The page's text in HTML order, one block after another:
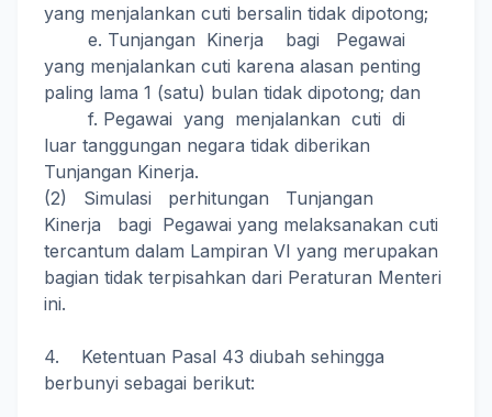
yang menjalankan cuti bersalin tidak dipotong;
e. Tunjangan Kinerja bagi Pegawai
yang menjalankan cuti karena alasan penting
paling lama 1 (satu) bulan tidak dipotong; dan
f. Pegawai yang menjalankan cuti di
luar tanggungan negara tidak diberikan
Tunjangan Kinerja.
(2) Simulasi perhitungan Tunjangan
Kinerja bagi Pegawai yang melaksanakan cuti
tercantum dalam Lampiran VI yang merupakan
bagian tidak terpisahkan dari Peraturan Menteri
ini.
4. Ketentuan Pasal 43 diubah sehingga
berbunyi sebagai berikut: